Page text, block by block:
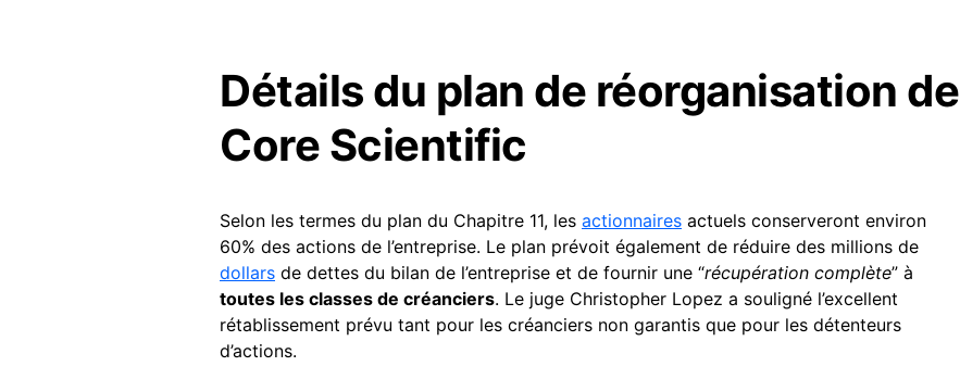
Détails du plan de réorganisation de
Core Scientific
Selon les termes du plan du Chapitre 11, les actionnaires actuels conserveront environ
60% des actions de l’entreprise. Le plan prévoit également de réduire des millions de
dollars de dettes du bilan de l’entreprise et de fournir une “récupération complète” à
toutes les classes de créanciers. Le juge Christopher Lopez a souligné l’excellent
rétablissement prévu tant pour les créanciers non garantis que pour les détenteurs
d’actions.